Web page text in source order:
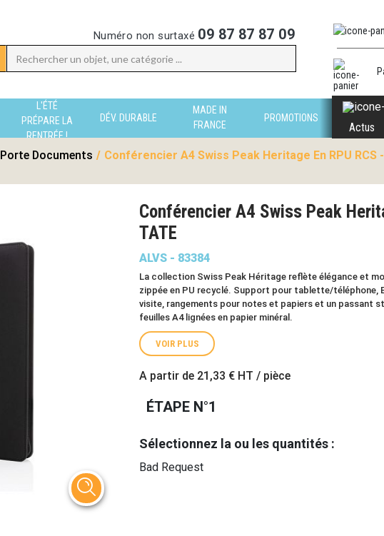
Numéro non surtaxé 09 87 87 87 09
L'ÉTÉ
PRÉPARE LA
RENTRÉE !
DÉV. DURABLE
MADE IN
FRANCE
PROMOTIONS
Actus
Porte Documents / Conférencier A4 Swiss Peak Heritage En RPU RCS
Conférencier A4 Swiss Peak
TATE
ALVS - 83384
La collection Swiss Peak Héritage reflète élégance et
zippée en PU recyclé. Support pour tablette/téléphone,
visite, rangements pour notes et papiers et un passant
feuilles A4 lignées en papier minéral.
VOIR PLUS
A partir de 21,33 € HT / pièce
ÉTAPE N°1
Sélectionnez la ou les quantités :
Bad Request